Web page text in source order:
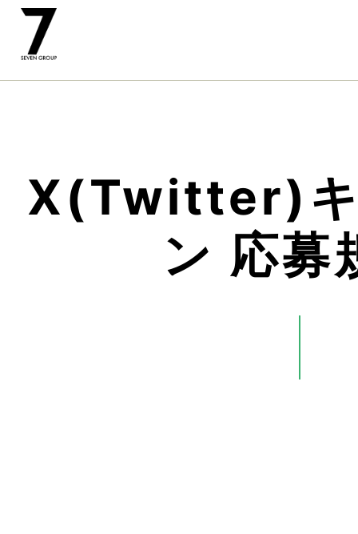
X(Twitter)キ
ン 応募